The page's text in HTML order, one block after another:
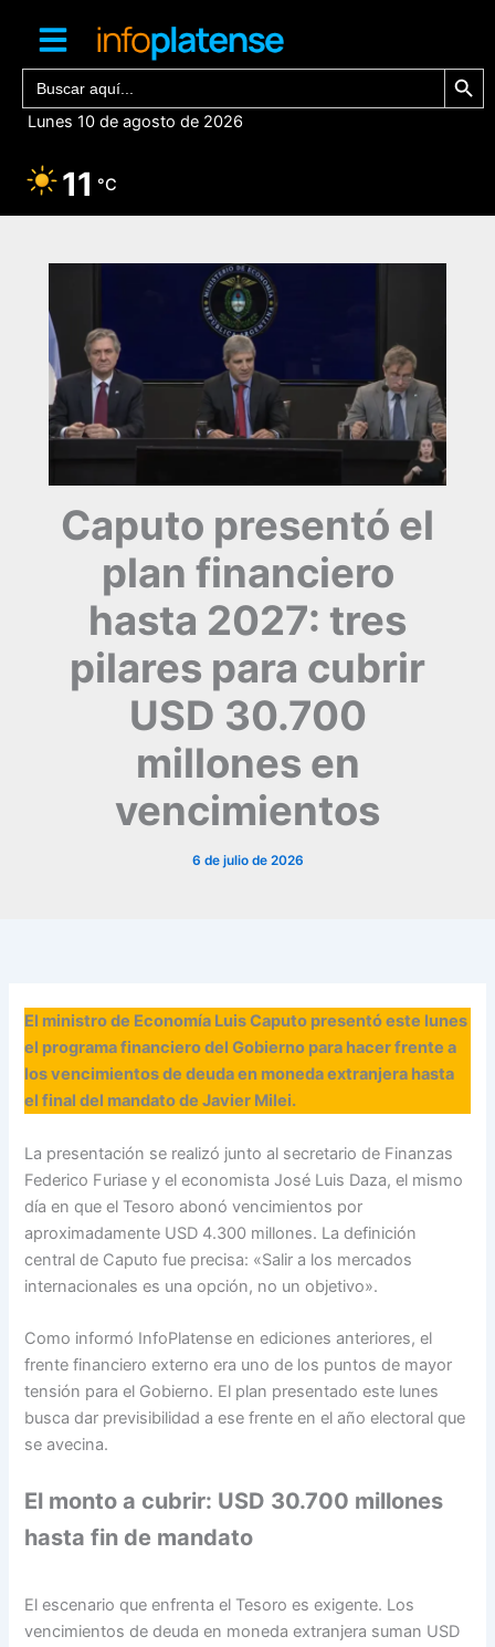
contenido
Buscar: Botón de
Lunes 10 de agosto de 2026
11 °C
Caputo presentó el
plan financiero
hasta 2027: tres
pilares para cubrir
USD 30.700
millones en
vencimientos
6 de julio de 2026
El ministro de Economía Luis Caputo presentó este lunes
el programa financiero del Gobierno para hacer frente a
los vencimientos de deuda en moneda extranjera hasta
el final del mandato de Javier Milei.
La presentación se realizó junto al secretario de Finanzas
Federico Furiase y el economista José Luis Daza, el mismo
día en que el Tesoro abonó vencimientos por
aproximadamente USD 4.300 millones. La definición
central de Caputo fue precisa: «Salir a los mercados
internacionales es una opción, no un objetivo».
Como informó InfoPlatense en ediciones anteriores, el
frente financiero externo era uno de los puntos de mayor
tensión para el Gobierno. El plan presentado este lunes
busca dar previsibilidad a ese frente en el año electoral que
se avecina.
El monto a cubrir: USD 30.700 millones
hasta fin de mandato
El escenario que enfrenta el Tesoro es exigente. Los
vencimientos de deuda en moneda extranjera suman USD